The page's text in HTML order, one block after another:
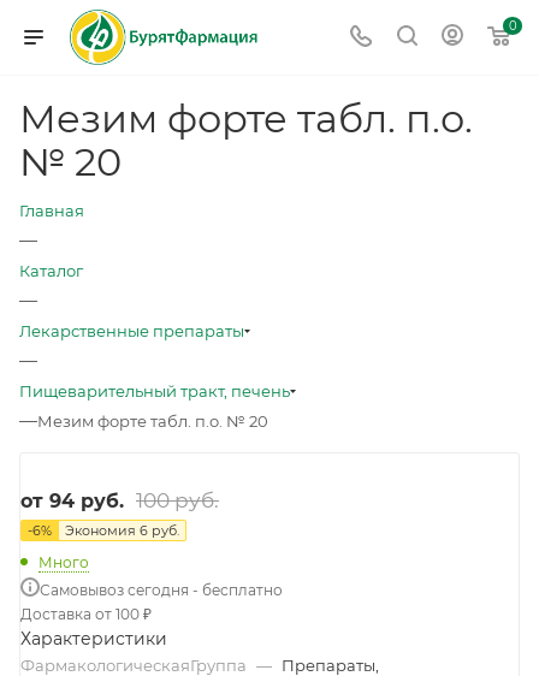
0
Мезим форте табл. п.о.
№ 20
Главная
—
Каталог
—
Лекарственные препараты
—
Пищеварительный тракт, печень
—Мезим форте табл. п.о. № 20
от 94 руб. 100 руб.
-6% Экономия 6 руб.
Много
Самовывоз сегодня - бесплатно
Доставка от 100 ₽
Характеристики
ФармакологическаяГруппа — Препараты,